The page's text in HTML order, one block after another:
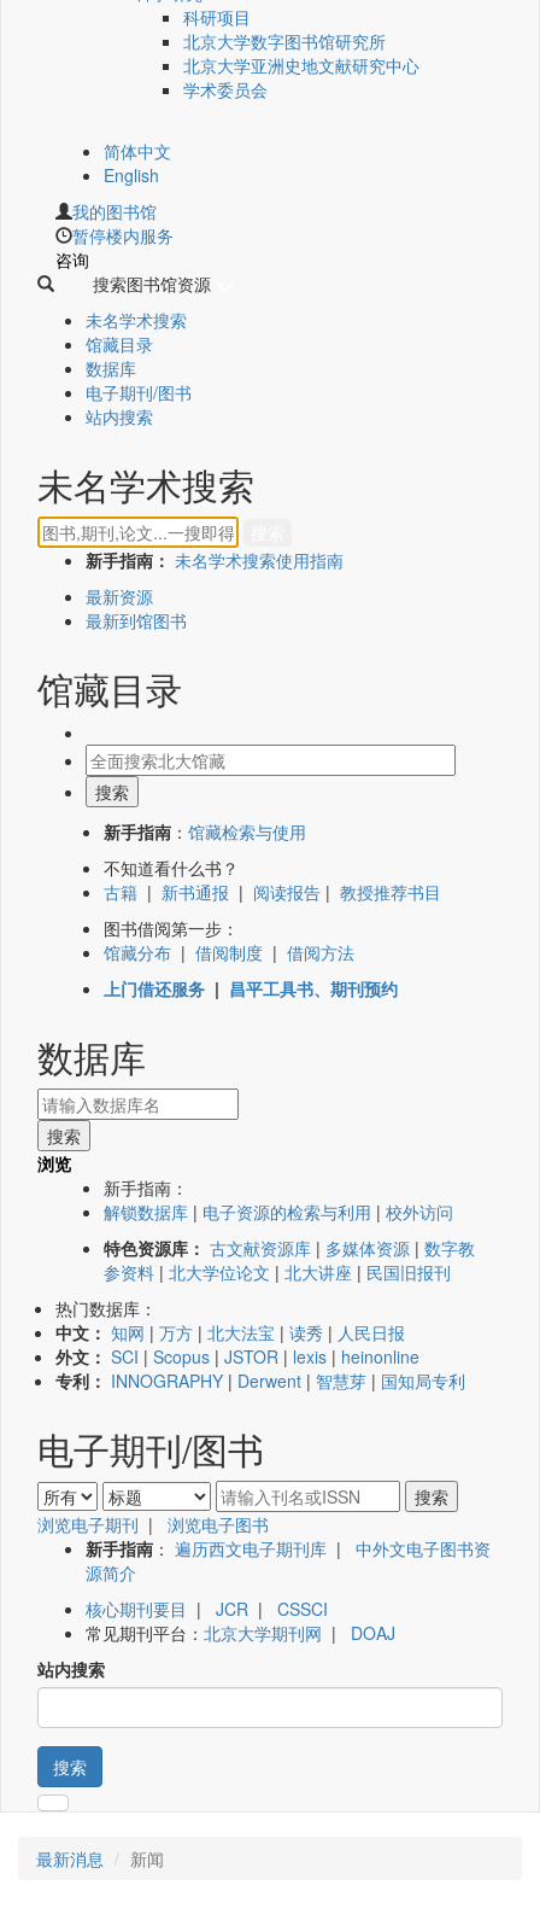
科研项目
北京大学数字图书馆研究所
北京大学亚洲史地文献研究中心
学术委员会
简体中文
English
我的图书馆
暂停楼内服务
咨询
搜索图书馆资源
未名学术搜索
馆藏目录
数据库
电子期刊/图书
站内搜索
未名学术搜索
新手指南： 未名学术搜索使用指南
最新资源
最新到馆图书
馆藏目录
新手指南 ： 馆藏检索与使用
不知道看什么书？
古籍 | 新书通报 | 阅读报告 | 教授推荐书目
图书借阅第一步：
馆藏分布 | 借阅制度 | 借阅方法
上门借还服务 | 昌平工具书、期刊预约
数据库
浏览
新手指南：
解锁数据库 | 电子资源的检索与利用 | 校外访问
特色资源库： 古文献资源库 | 多媒体资源 | 数字教
参资料 | 北大学位论文 | 北大讲座 | 民国旧报刊
热门数据库：
中文： 知网 | 万方 | 北大法宝 | 读秀 | 人民日报
外文： SCI | Scopus | JSTOR | lexis | heinonline
专利： INNOGRAPHY | Derwent | 智慧芽 | 国知局专利
电子期刊/图书
浏览电子期刊 | 浏览电子图书
新手指南 ： 遍历西文电子期刊库 | 中外文电子图书资
源简介
核心期刊要目 | JCR | CSSCI
常见期刊平台： 北京大学期刊网 | DOAJ
站内搜索
搜索
最新消息 新闻